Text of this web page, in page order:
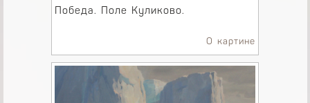
Победа. Поле Куликово.
О картине